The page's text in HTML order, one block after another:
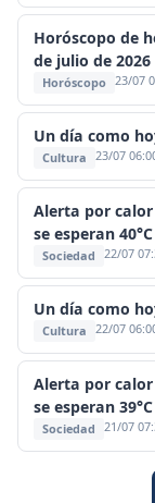
Horóscopo de
de julio de 2026
Horóscopo 23/07
Un día como
Cultura 23/07
Alerta por
se esperan 40°C
Sociedad 22/07
Un día como
Cultura 22/07
Alerta por
se esperan 39°C
Sociedad 21/07